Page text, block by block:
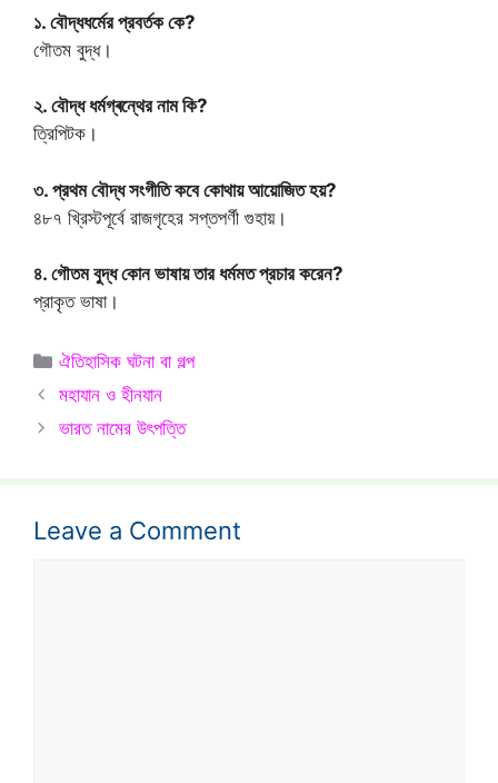
১. বৌদ্ধধর্মের প্রবর্তক কে?
গৌতম বুদ্ধ।
২. বৌদ্ধ ধর্মগ্ৰন্থের নাম কি?
ত্রিপিটক।
৩. প্রথম বৌদ্ধ সংগীতি কবে কোথায় আয়োজিত হয়?
৪৮৭ খ্রিস্টপূর্বে রাজগৃহের সপ্তপর্ণী গুহায়।
৪. গৌতম বুদ্ধ কোন ভাষায় তার ধর্মমত প্রচার করেন?
প্রাকৃত ভাষা।
Categories
ঐতিহাসিক ঘটনা বা গল্প
মহাযান ও হীনযান
ভারত নামের উৎপত্তি
Leave a Comment